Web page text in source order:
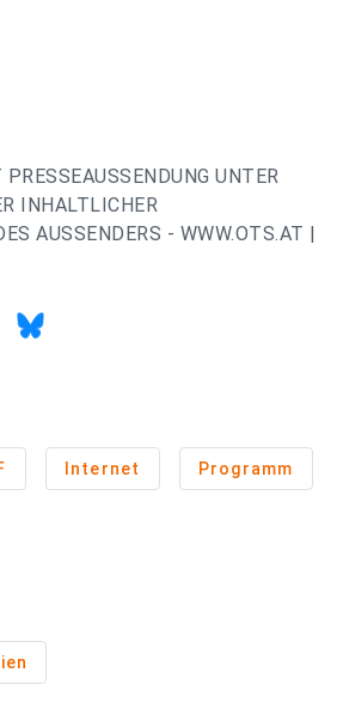
UNTER
INHALTLICHER
AUSSENDERS - WWW.OTS.AT |
Internet Programm